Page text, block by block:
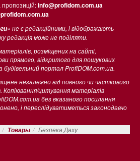
пропозицій:info@profidom.com.ua
» не є редакційними, і відображають
редакція може не поділяти.
розміщених на сайті,
прямого, відкритого для пошукових
будівельний портал ProfiDOM.com.ua.
незалежно від повного чи часткового
Копіювання/цитування матеріалів
без вказаного посилання
і переслідуватиметься законодавчо
Товары Безпека Даху